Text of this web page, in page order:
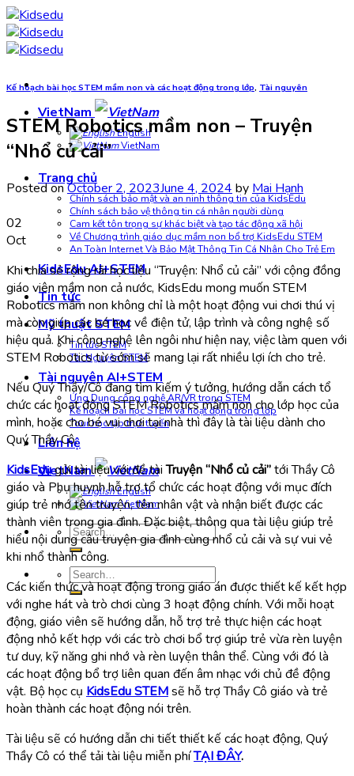
Skip
to
content
VietNam
English
VietNam
Trang chủ
Chính sách bảo mật và an ninh thông tin của KidsEdu
Chính sách bảo vệ thông tin cá nhân người dùng
Cam kết tôn trọng sự khác biệt và tạo tác động xã hội
Về Chương trình giáo dục mầm non bổ trợ KidsEdu STEM
An Toàn Internet Và Bảo Mật Thông Tin Cá Nhân Cho Trẻ Em
KidsEdu AI+STEM
Tin tức
Mỹ thuật STEM
Tin tức STEM
Tài Nguyên STEM
Tài nguyên AI+STEM
Ứng Dụng công nghệ AR/VR trong STEM
Kế hoạch bài học STEM và hoạt động trong lớp
Tour học tập trực tuyến
Liên hệ
VietNam
English
VietNam
Search
for:
Search
for:
Kế hoạch bài học STEM mầm non và các hoạt động trong lớp, Tài nguyên
STEM Robotics mầm non – Truyện
“Nhổ củ cải”
Posted onOctober 2, 2023June 4, 2024 by Mai Hạnh
02
Oct
Khi chia sẻ rộng rãi học liệu “Truyện: Nhổ củ cải” với cộng đồng
giáo viên mầm non cả nước, KidsEdu mong muốn STEM
Robotics mầm non không chỉ là một hoạt động vui chơi thú vị
mà còn giúp các bé học về điện tử, lập trình và công nghệ số
hiệu quả. Khi công nghệ lên ngôi như hiện nay, việc làm quen với
STEM Robotics từ sớm sẽ mang lại rất nhiều lợi ích cho trẻ.
Nếu Quý Thầy/Cô đang tìm kiếm ý tưởng, hướng dẫn cách tổ
chức các hoạt động STEM Robotics mầm non cho lớp học của
mình, hoặc cho bé vui chơi tại nhà thì đây là tài liệu dành cho
Quý Thầy Cô.
KidsEdugửi tài liệu với đề tàiTruyện “Nhổ củ cải”tới Thầy Cô
giáo và Phụ huynh hỗ trợ tổ chức các hoạt động với mục đích
giúp trẻ nhớ tên truyện, tên nhân vật và nhận biết được các
thành viên trong gia đình. Đặc biệt, thông qua tài liệu giúp trẻ
hiểu nội dung câu truyện gia đình cùng nhổ củ cải và sự vui vẻ
khi nhổ thành công.
Các kiến thức và hoạt động trong giáo án được thiết kế kết hợp
với nghe hát và trò chơi cùng 3 hoạt động chính. Với mỗi hoạt
động, giáo viên sẽ hướng dẫn, hỗ trợ trẻ thực hiện các hoạt
động nhỏ kết hợp với các trò chơi bổ trợ giúp trẻ vừa rèn luyện
tư duy, kỹ năng ghi nhớ và rèn luyện thân thể. Cùng với đó là
các hoạt động bổ trợ liên quan đến âm nhạc với chủ đề động
vật. Bộ học cụ KidsEdu STEMsẽ hỗ trợ Thầy Cô giáo và trẻ
hoàn thành các hoạt động nói trên.
Tài liệu sẽ có hướng dẫn chi tiết thiết kế các hoạt động, Quý
Thầy Cô có thể tải tài liệu miễn phíTẠI ĐÂY.